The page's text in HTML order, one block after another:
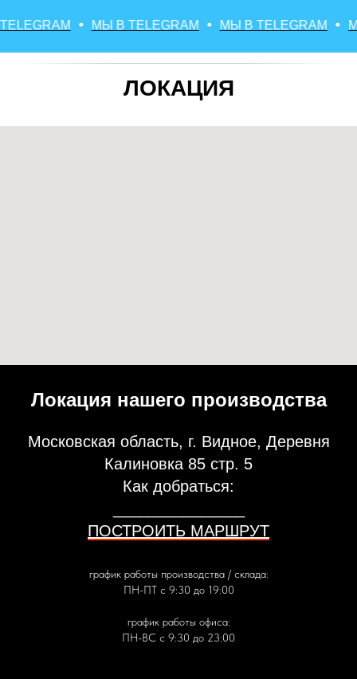
МЫ В TELEGRAM МЫ В TELEGRAM МЫ
ЛОКАЦИЯ
Локация нашего производства
Московская область, г. Видное, Деревня
Калиновка 85 стр. 5
Как добраться:
ПОСТРОИТЬ МАРШРУТ
график работы производства / склада:
ПН-ПТ с 9:30 до 19:00
график работы офиса:
ПН-ВС с 9:30 до 23:00